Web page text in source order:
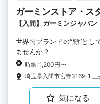
ガーミンストア・ス
【入間】ガーミンジャパン
世界的ブランドの“顔”とし
ませんか？
時給: 1,200円〜
埼玉県入間市宮寺3169-1 三
気になる